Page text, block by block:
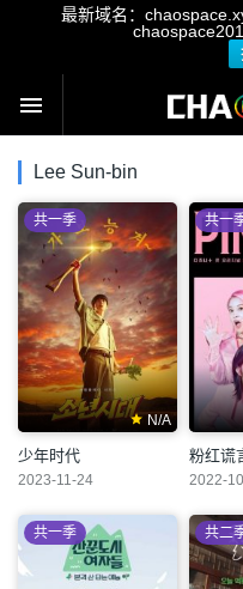
最新域名：
Lee Sun-bin
N/A
共一季
少年时代
2023-11-24
共一
粉红谎
2022-
共一季 共二